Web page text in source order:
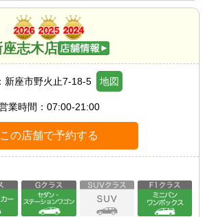
座志木店
新座市野火止7-18-5 地図
業時間： 07:00-21:00
この店舗で予約する